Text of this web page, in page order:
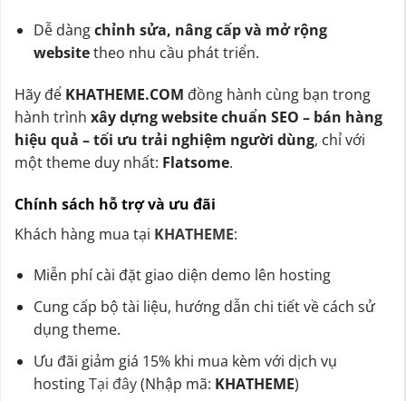
Dễ dàngchỉnh sửa, nâng cấp và mở rộng
websitetheo nhu cầu phát triển.
Hãy để KHATHEME.COM đồng hành cùng bạn trong
hành trình xây dựng website chuẩn SEO – bán hàng
hiệu quả – tối ưu trải nghiệm người dùng, chỉ với
một theme duy nhất: Flatsome.
Chính sách hỗ trợ và ưu đãi
Khách hàng mua tại KHATHEME:
Miễn phí cài đặt giao diện demo lên hosting
Cung cấp bộ tài liệu, hướng dẫn chi tiết về cách sử
dụng theme.
Ưu đãi giảm giá 15% khi mua kèm với dịch vụ
hostingTại đây(Nhập mã: KHATHEME)